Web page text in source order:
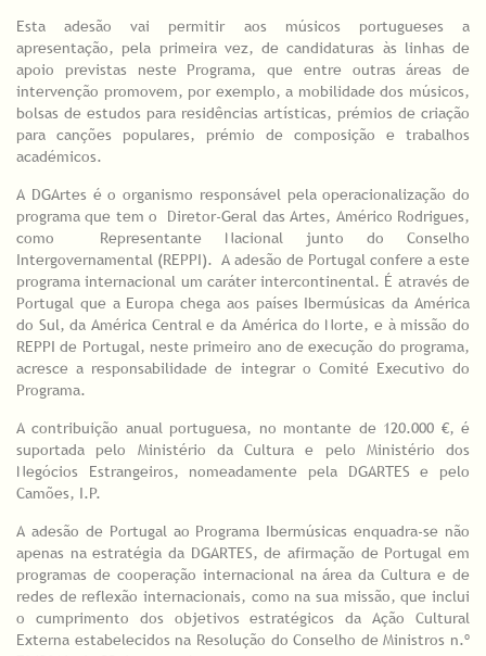
Esta adesão vai permitir aos músicos portugueses a
apresentação, pela primeira vez, de candidaturas às linhas de
apoio previstas neste Programa, que entre outras áreas de
intervenção promovem, por exemplo, a mobilidade dos músicos,
bolsas de estudos para residências artísticas, prémios de criação
para canções populares, prémio de composição e trabalhos
académicos.
A DGArtes é o organismo responsável pela operacionalização do
programa que tem o Diretor-Geral das Artes, Américo Rodrigues,
como Representante Nacional junto do Conselho
Intergovernamental (REPPI). A adesão de Portugal confere a este
programa internacional um caráter intercontinental. É através de
Portugal que a Europa chega aos países Ibermúsicas da América
do Sul, da América Central e da América do Norte, e à missão do
REPPI de Portugal, neste primeiro ano de execução do programa,
acresce a responsabilidade de integrar o Comité Executivo do
Programa.
A contribuição anual portuguesa, no montante de 120.000 €, é
suportada pelo Ministério da Cultura e pelo Ministério dos
Negócios Estrangeiros, nomeadamente pela DGARTES e pelo
Camões, I.P.
A adesão de Portugal ao Programa Ibermúsicas enquadra-se não
apenas na estratégia da DGARTES, de afirmação de Portugal em
programas de cooperação internacional na área da Cultura e de
redes de reflexão internacionais, como na sua missão, que inclui
o cumprimento dos objetivos estratégicos da Ação Cultural
Externa estabelecidos na Resolução do Conselho de Ministros n.º